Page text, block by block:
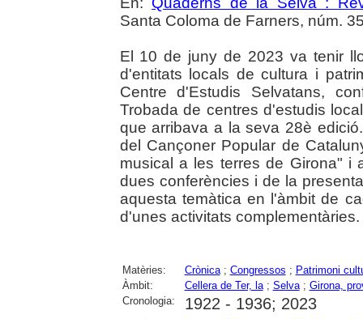
Santa Coloma de Farners, núm.
El 10 de juny de 2023 va tenir
d'entitats locals de cultura i
Centre d'Estudis Selvatans,
Trobada de centres d'estudis
que arribava a la seva 28è
del Cançoner Popular de
musical a les terres de Girona" i
dues conferències i de la
aquesta temàtica en l'àmbit de
d'unes activitats complementàries.
Matèries: Crònica; Congressos ; Patrimoni
Àmbit:
Cellera de Ter, la; Selva; Girona,
Cronologia:
1922 - 1936; 2023